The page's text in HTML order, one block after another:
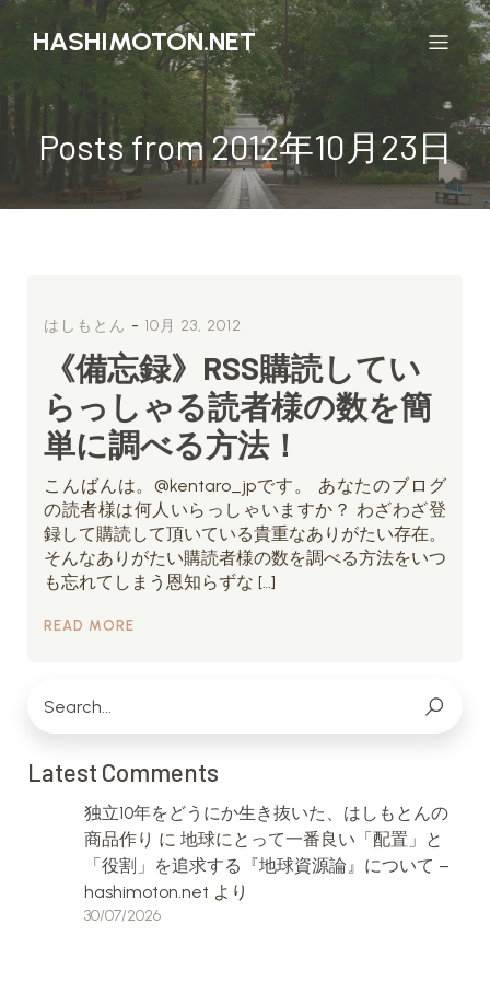
HASHIMOTON.NET
Posts from 2012年10月23日
はしもとん - 10月 23, 2012
《備忘録》RSS購読してい
らっしゃる読者様の数を簡
単に調べる方法！
こんばんは。@kentaro_jpです。 あなたのブログ
の読者様は何人いらっしゃいますか？ わざわざ登
録して購読して頂いている貴重なありがたい存在。
そんなありがたい購読者様の数を調べる方法をいつ
も忘れてしまう恩知らずな […]
READ MORE
Latest Comments
独立10年をどうにか生き抜いた、はしもとんの
商品作り に 地球にとって一番良い「配置」と
「役割」を追求する『地球資源論』について –
hashimoton.net より
30/07/2026